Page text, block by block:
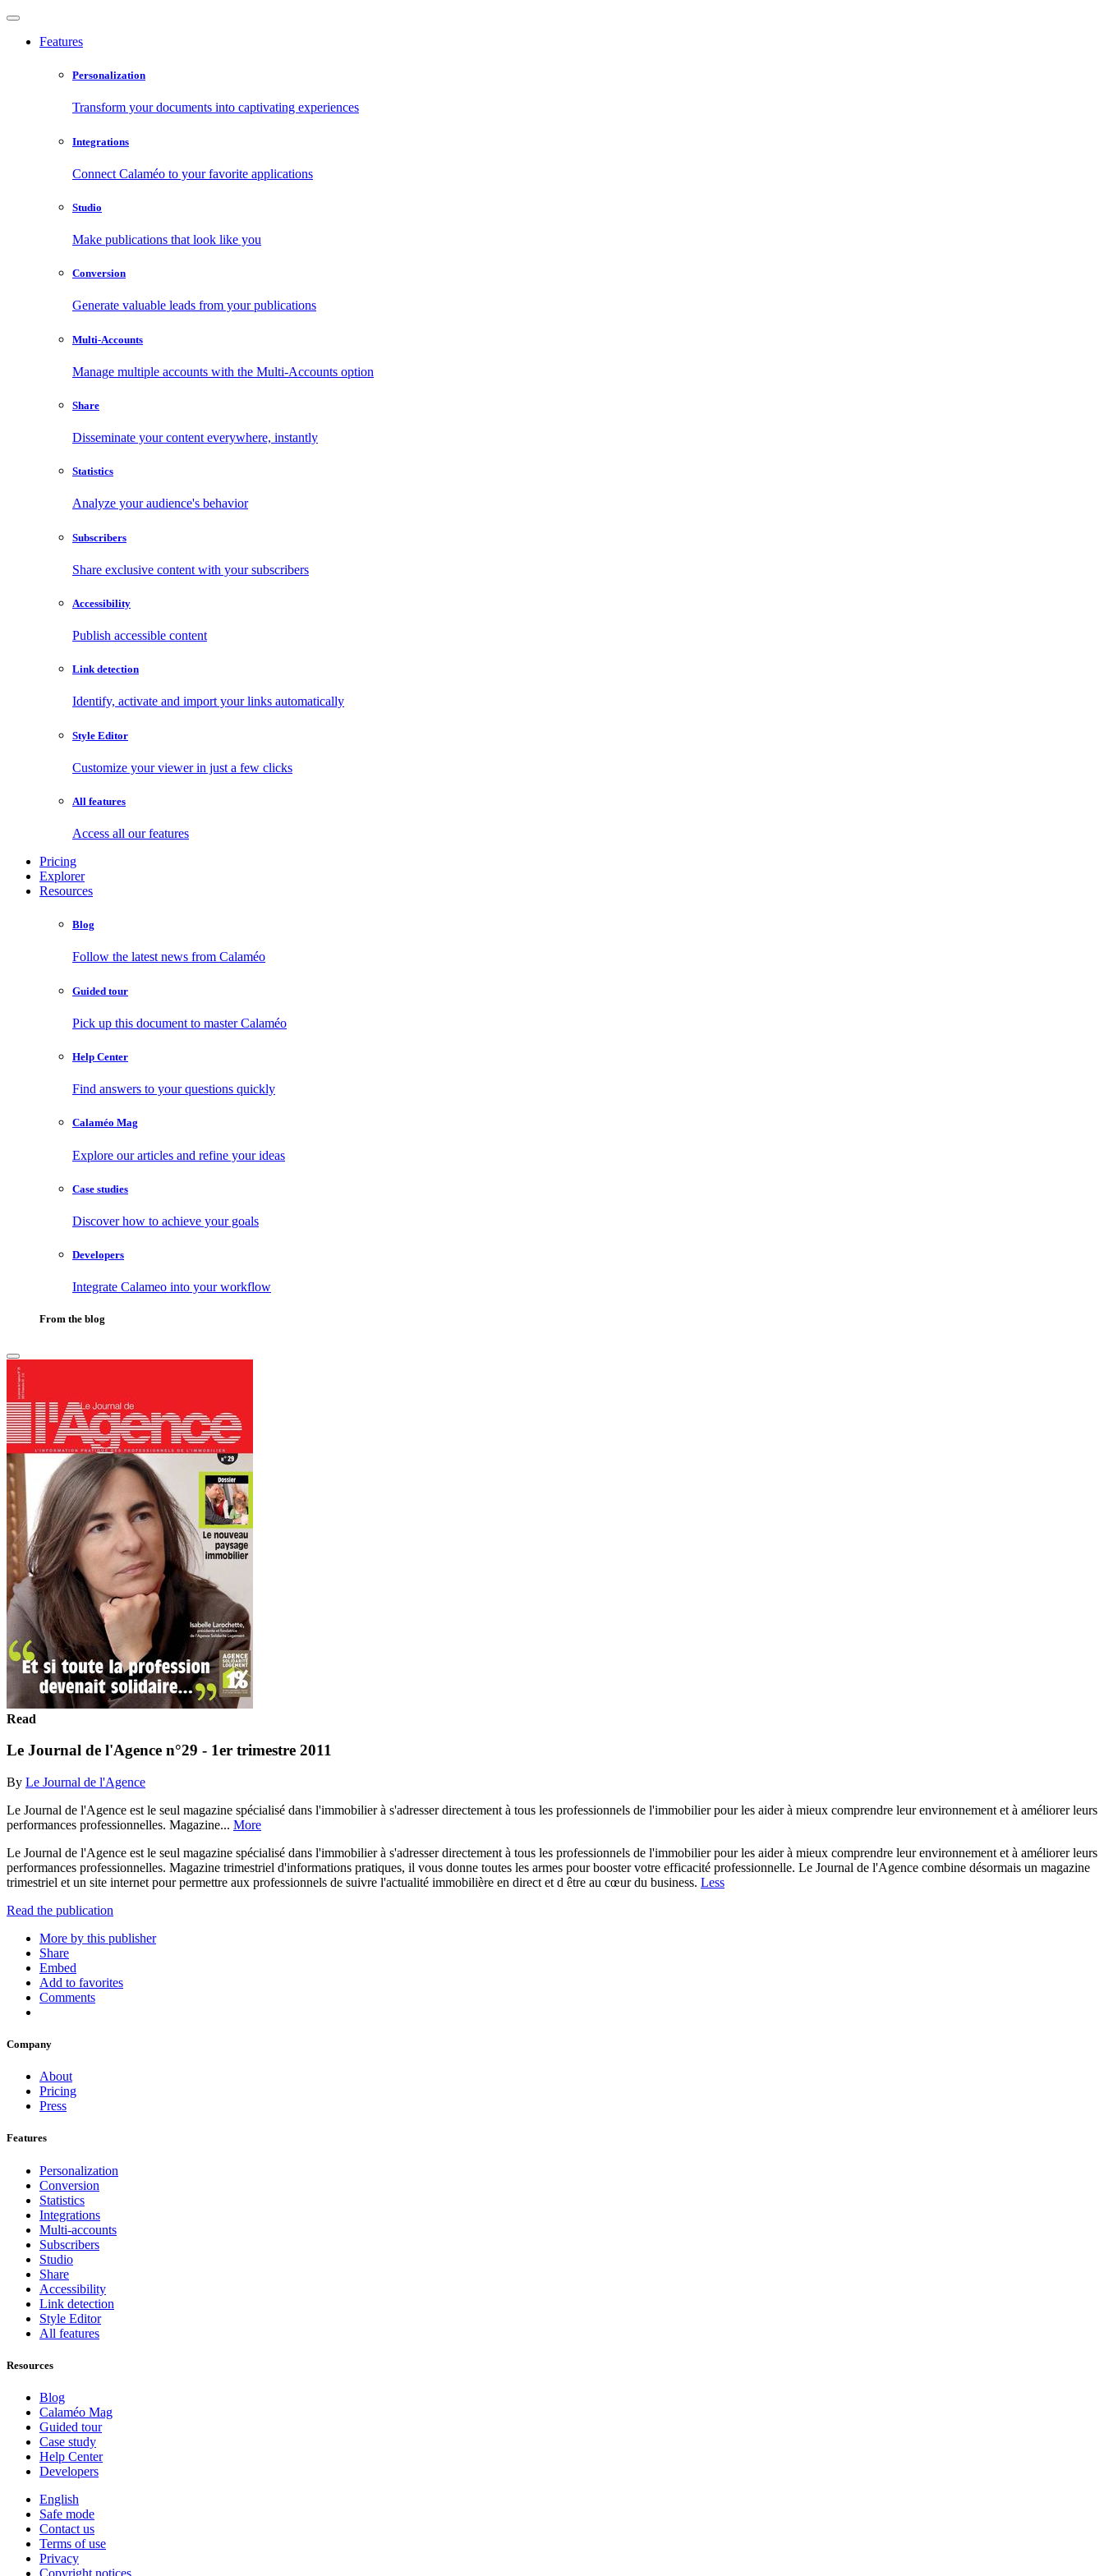
Features
Personalization
Transform your documents into captivating experiences
Integrations
Connect Calaméo to your favorite applications
Studio
Make publications that look like you
Conversion
Generate valuable leads from your publications
Multi-Accounts
Manage multiple accounts with the Multi-Accounts option
Share
Disseminate your content everywhere, instantly
Statistics
Analyze your audience's behavior
Subscribers
Share exclusive content with your subscribers
Accessibility
Publish accessible content
Link detection
Identify, activate and import your links automatically
Style Editor
Customize your viewer in just a few clicks
All features
Access all our features
Pricing
Explorer
Resources
Blog
Follow the latest news from Calaméo
Guided tour
Pick up this document to master Calaméo
Help Center
Find answers to your questions quickly
Calaméo Mag
Explore our articles and refine your ideas
Case studies
Discover how to achieve your goals
Developers
Integrate Calameo into your workflow
From the blog
Read
Le Journal de l'Agence n°29 - 1er trimestre 2011
By Le Journal de l'Agence
Le Journal de l'Agence est le seul magazine spécialisé dans l'immobilier à s'adresser directement à tous les professionnels de l'immobilier pour les aider à mieux comprendre leur environnement et à améliorer leurs
performances professionnelles. Magazine... More
Le Journal de l'Agence est le seul magazine spécialisé dans l'immobilier à s'adresser directement à tous les professionnels de l'immobilier pour les aider à mieux comprendre leur environnement et à améliorer leurs
performances professionnelles. Magazine trimestriel d'informations pratiques, il vous donne toutes les armes pour booster votre efficacité professionnelle. Le Journal de l'Agence combine désormais un magazine
trimestriel et un site internet pour permettre aux professionnels de suivre l'actualité immobilière en direct et d être au cœur du business. Less
Read the publication
More by this publisher
Share
Embed
Add to favorites
Comments
Company
About
Pricing
Press
Features
Personalization
Conversion
Statistics
Integrations
Multi-accounts
Subscribers
Studio
Share
Accessibility
Link detection
Style Editor
All features
Resources
Blog
Calaméo Mag
Guided tour
Case study
Help Center
Developers
English
Safe mode
Contact us
Terms of use
Privacy
Copyright notices